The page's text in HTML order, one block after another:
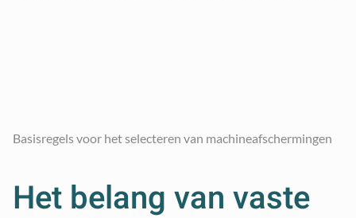
Het belang van vaste
Basisregels voor het selecteren van machineafschermingen